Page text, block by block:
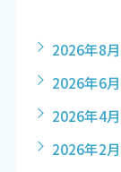
2026年8月
2026年6月
2026年4月
2026年2月